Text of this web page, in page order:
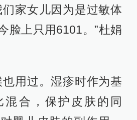
们家女儿因为是过敏体
脸上只用6101。”杜娟
也用过。湿疹时作为基
混合，保护皮肤的同